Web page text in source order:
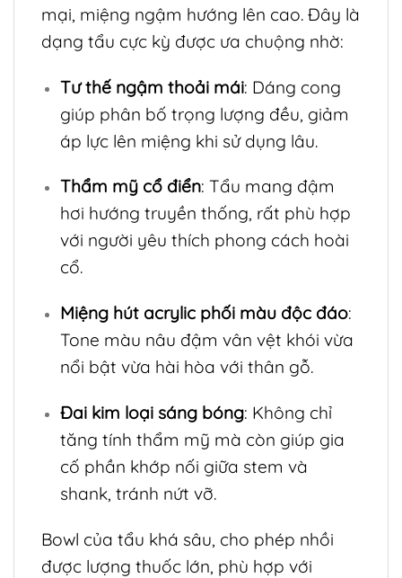
mại, miệng ngậm hướng lên cao. Đây là
dạng tẩu cực kỳ được ưa chuộng nhờ:
Tư thế ngậm thoải mái: Dáng cong
giúp phân bố trọng lượng đều, giảm
áp lực lên miệng khi sử dụng lâu.
Thẩm mỹ cổ điển: Tẩu mang đậm
hơi hướng truyền thống, rất phù hợp
với người yêu thích phong cách hoài
cổ.
Miệng hút acrylic phối màu độc đáo:
Tone màu nâu đậm vân vệt khói vừa
nổi bật vừa hài hòa với thân gỗ.
Đai kim loại sáng bóng: Không chỉ
tăng tính thẩm mỹ mà còn giúp gia
cố phần khớp nối giữa stem và
shank, tránh nứt vỡ.
Bowl của tẩu khá sâu, cho phép nhồi
được lượng thuốc lớn, phù hợp với